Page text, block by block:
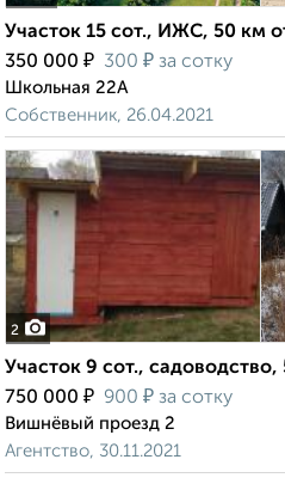
Участок 15 сот., ИЖС, 50 км
350 000 ₽ 300 ₽ за сотку
Школьная 22А
Собственник, 26.04.2021
2
Участок 9 сот., садоводство,
750 000 ₽ 900 ₽ за сотку
Вишнёвый проезд 2
Агентство, 30.11.2021